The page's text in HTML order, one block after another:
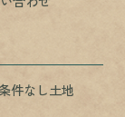
件なし土地